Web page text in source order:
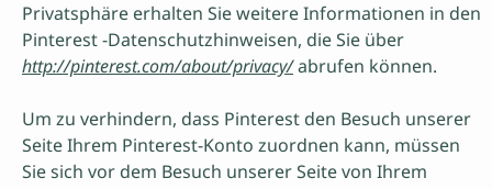
Privatsphäre erhalten Sie weitere Informationen in den
Pinterest -Datenschutzhinweisen, die Sie über
http://pinterest.com/about/privacy/abrufen können.
Um zu verhindern, dass Pinterest den Besuch unserer
Seite Ihrem Pinterest-Konto zuordnen kann, müssen
Sie sich vor dem Besuch unserer Seite von Ihrem